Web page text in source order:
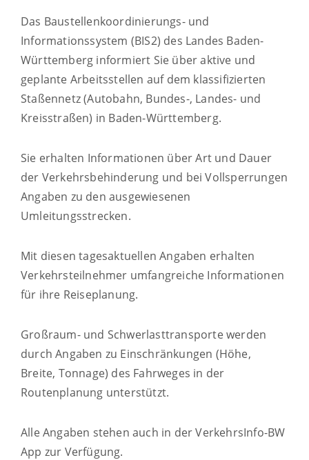
Das Baustellenkoordinierungs- und
Informationssystem (BIS2) des Landes Baden-
Württemberg informiert Sie über aktive und
geplante Arbeitsstellen auf dem klassifizierten
Staßennetz (Autobahn, Bundes-, Landes- und
Kreisstraßen) in Baden-Württemberg.
Sie erhalten Informationen über Art und Dauer
der Verkehrsbehinderung und bei Vollsperrungen
Angaben zu den ausgewiesenen
Umleitungsstrecken.
Mit diesen tagesaktuellen Angaben erhalten
Verkehrsteilnehmer umfangreiche Informationen
für ihre Reiseplanung.
Großraum- und Schwerlasttransporte werden
durch Angaben zu Einschränkungen (Höhe,
Breite, Tonnage) des Fahrweges in der
Routenplanung unterstützt.
Alle Angaben stehen auch in der VerkehrsInfo-BW
App zur Verfügung.